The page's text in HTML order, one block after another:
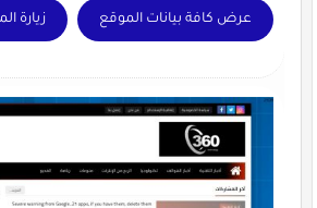
عرض كافة بيانات الموقع زيارة